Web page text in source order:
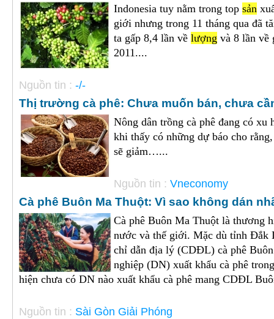
Indonesia tuy nằm trong top sản
giới nhưng trong 11 tháng qua đã
ta gấp 8,4 lần về lượng và 8 lần về
2011....
Nguồn tin : -/-
Thị trường cà phê: Chưa muốn bán, chưa
Nông dân trồng cà phê đang có xu
khi thấy có những dự báo cho
sẽ giảm…...
Nguồn tin : Vneconomy
Cà phê Buôn Ma Thuột: Vì sao không dán
Cà phê Buôn Ma Thuột là thương
nước và thế giới. Mặc dù tỉnh Đắk
chỉ dẫn địa lý (CDĐL) cà phê
nghiệp (DN) xuất khẩu cà phê
hiện chưa có DN nào xuất khẩu cà phê mang CDĐL
Nguồn tin : Sài Gòn Giải Phóng